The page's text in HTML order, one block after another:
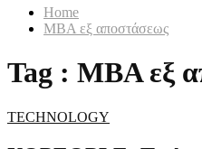
Home
MBA εξ αποστάσεως
Tag : MBA εξ
TECHNOLOGY